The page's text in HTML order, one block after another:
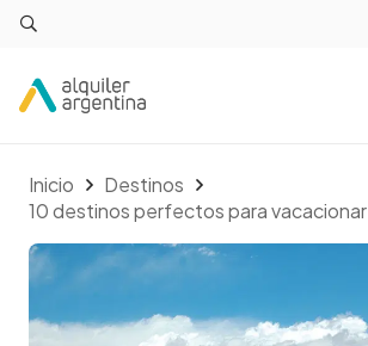
Inicio
Destinos
10 destinos perfectos para vacacionar